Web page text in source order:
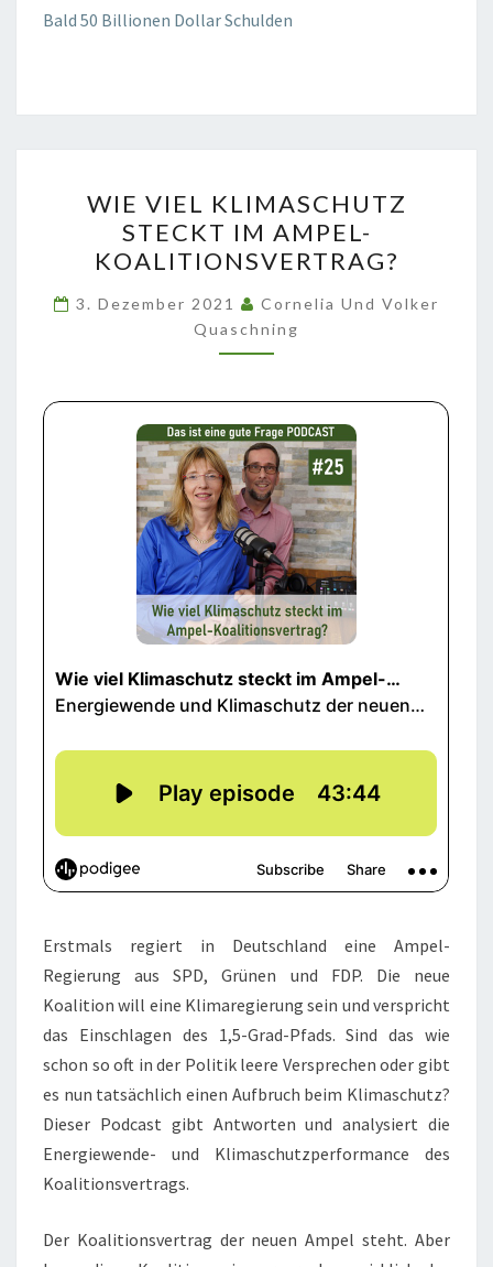
Bald 50 Billionen Dollar Schulden
VIEL
KLIMASCHUTZ
STECKT
IM
AMPEL-
KOALITIONSVERTRAG?
WIE VIEL KLIMASCHUTZ
STECKT IM AMPEL-
KOALITIONSVERTRAG?
3. Dezember 2021
Cornelia Und Volker
Quaschning
Erstmals regiert in Deutschland eine Ampel-
Regierung aus SPD, Grünen und FDP. Die neue
Koalition will eine Klimaregierung sein und verspricht
das Einschlagen des 1,5-Grad-Pfads. Sind das wie
schon so oft in der Politik leere Versprechen oder gibt
es nun tatsächlich einen Aufbruch beim Klimaschutz?
Dieser Podcast gibt Antworten und analysiert die
Energiewende- und Klimaschutzperformance des
Koalitionsvertrags.
Der Koalitionsvertrag der neuen Ampel steht. Aber